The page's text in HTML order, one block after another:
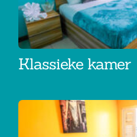
Klassieke kamer